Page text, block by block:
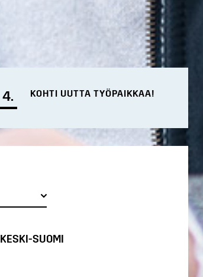
4. KOHTI UUTTA TYÖPAIKKAA!
KESKI-SUOMI